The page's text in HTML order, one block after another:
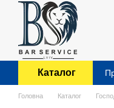
Перейти до основного
Каталог
Головна Каталог